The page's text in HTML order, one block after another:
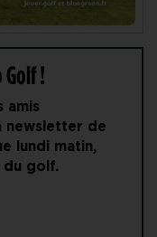
!
amis
newsletter de
lundi matin,
du golf.